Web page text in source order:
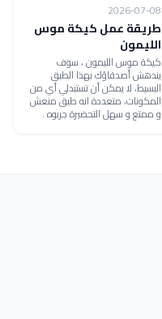
2026-07-08
طريقة عمل كيكة موس
الليمون
كيكة موس الليمون ، سوف
يندهش أصدقاؤك بهذا الطبق
البسيط، لا يمكن أن تستبدلي أي من
المكونات، متعددة انه طبق منعش
و ممتع و سهل التحضيرة جربوه .